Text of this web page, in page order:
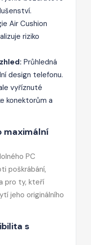
Air Cushion
riziko
Průhledná
design telefonu.
vyříznuté
konektorům a
maximální
PC
poškrábání,
pro ty, kteří
jeho originálního
s